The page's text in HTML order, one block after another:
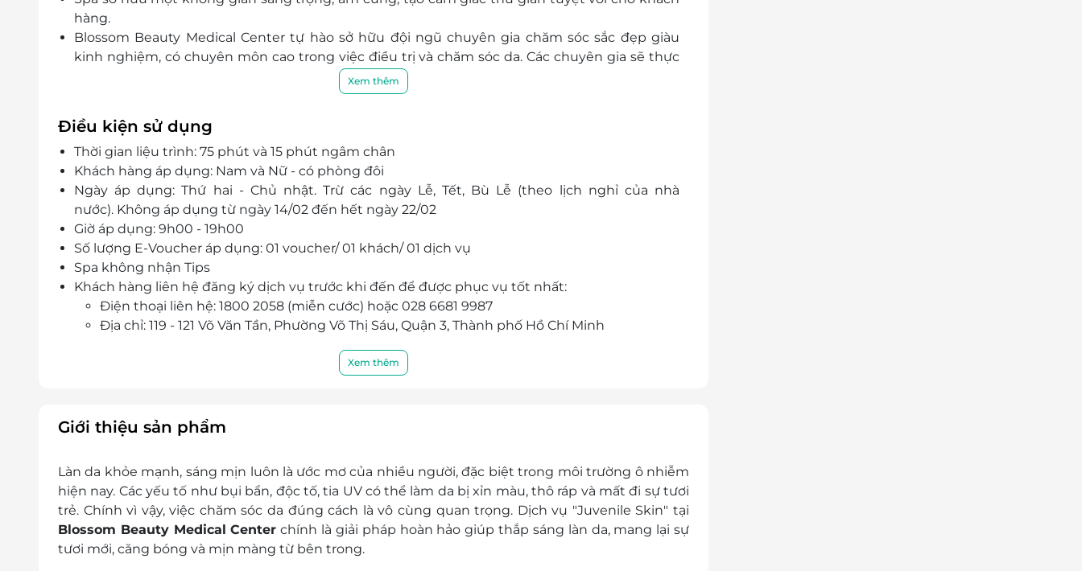
hàng.
Blossom Beauty Medical Center tự hào sở hữu đội ngũ chuyên gia chăm sóc sắc đẹp giàu
kinh nghiệm, có chuyên môn cao trong việc điều trị và chăm sóc da. Các chuyên gia sẽ thực
hiện liệu trình chăm sóc da Juvenile Skin một cách tỉ mỉ, đảm bảo mang lại hiệu quả tối ưu
Xem thêm
Điều kiện sử dụng
Thời gian liệu trình: 75 phút và 15 phút ngâm chân
Khách hàng áp dụng: Nam và Nữ - có phòng đôi
Ngày áp dụng: Thứ hai - Chủ nhật. Trừ các ngày Lễ, Tết, Bù Lễ (theo lịch nghỉ của nhà
nước). Không áp dụng từ ngày 14/02 đến hết ngày 22/02
Giờ áp dụng: 9h00 - 19h00
Số lượng E-Voucher áp dụng: 01 voucher/ 01 khách/ 01 dịch vụ
Spa không nhận Tips
Khách hàng liên hệ đăng ký dịch vụ trước khi đến để được phục vụ tốt nhất:
Điện thoại liên hệ: 1800 2058 (miễn cước) hoặc 028 6681 9987
Địa chỉ: 119 - 121 Võ Văn Tần, Phường Võ Thị Sáu, Quận 3, Thành phố Hồ Chí Minh
E-Voucher/E-Coupon không có giá trị quy đổi thành tiền mặt, không trả lại tiền thừa
Xem thêm
Giới thiệu sản phẩm
Làn da khỏe mạnh, sáng mịn luôn là ước mơ của nhiều người, đặc biệt trong môi trường ô nhiễm
hiện nay. Các yếu tố như bụi bẩn, độc tố, tia UV có thể làm da bị xỉn màu, thô ráp và mất đi sự tươi
trẻ. Chính vì vậy, việc chăm sóc da đúng cách là vô cùng quan trọng. Dịch vụ "Juvenile Skin" tại
Blossom Beauty Medical Center chính là giải pháp hoàn hảo giúp thắp sáng làn da, mang lại sự
tươi mới, căng bóng và mịn màng từ bên trong.